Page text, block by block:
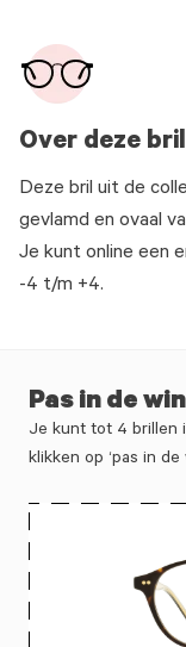
Over deze bril
Deze bril uit de
gevlamd en ovaal
Je kunt online een
-4 t/m +4.
Pas in de
Je kunt tot 4 brillen
klikken op ‘pas in de